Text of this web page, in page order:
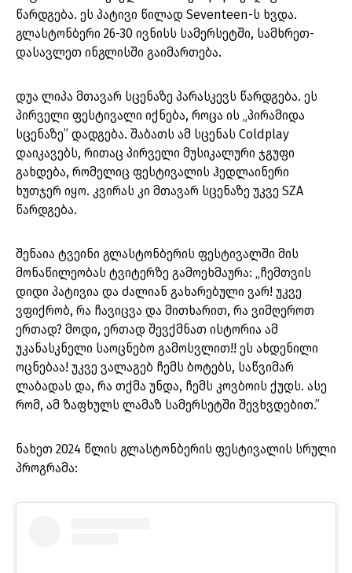
წარდგება. ეს პატივი წილად Seventeen-ს ხვდა.
გლასტონბერი 26-30 ივნისს სამერსეტში, სამხრეთ-
დასავლეთ ინგლისში გაიმართება.
დუა ლიპა მთავარ სცენაზე პარასკევს წარდგება. ეს
პირველი ფესტივალი იქნება, როცა ის „პირამიდა
სცენაზე” დადგება. შაბათს ამ სცენას Coldplay
დაიკავებს, რითაც პირველი მუსიკალური ჯგუფი
გახდება, რომელიც ფესტივალის ჰედლაინერი
ხუთჯერ იყო. კვირას კი მთავარ სცენაზე უკვე SZA
წარდგება.
შენაია ტვეინი გლასტონბერის ფესტივალში მის
მონაწილეობას ტვიტერზე გამოეხმაურა: „ჩემთვის
დიდი პატივია და ძალიან გახარებული ვარ! უკვე
ვფიქრობ, რა ჩავიცვა და მითხარით, რა ვიმღეროთ
ერთად? მოდი, ერთად შევქმნათ ისტორია ამ
უკანასკნელი საოცნებო გამოსვლით!! ეს ახდენილი
ოცნებაა! უკვე ვალაგებ ჩემს ბოტებს, საწვიმარ
ლაბადას და, რა თქმა უნდა, ჩემს კოვბოის ქუდს. ასე
რომ, ამ ზაფხულს ლამაზ სამერსეტში შევხვდებით.”
ნახეთ 2024 წლის გლასტონბერის ფესტივალის სრული
პროგრამა: